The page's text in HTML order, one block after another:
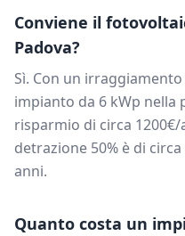
Conviene il
Padova?
Sì. Con un irraggiamento
impianto da 6 kWp nella
risparmio di circa 1200€/
detrazione 50% è di circa
anni.
Quanto costa un